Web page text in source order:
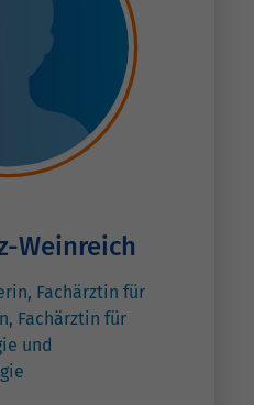
Weinreich
Fachärztin für
Fachärztin für
und